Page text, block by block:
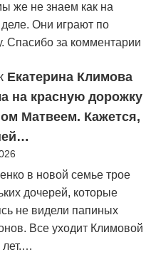
же не знаем как на
Они играют по
Спасибо за комментарии
Екатерина Климова
на красную дорожку
Матвеем. Кажется,
в новой семье трое
дочерей, которые
не видели папиных
Все уходит Климовой
лет.…